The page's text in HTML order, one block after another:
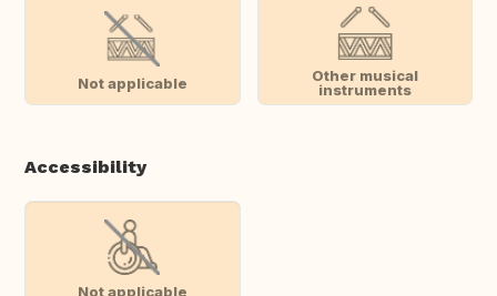
Not applicable
Other musical
instruments
Accessibility
Not applicable